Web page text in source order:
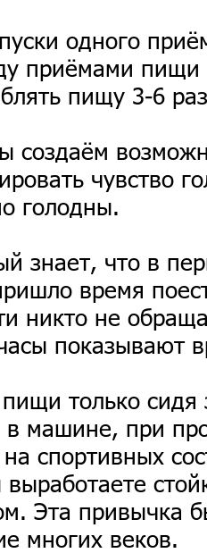
одного
приёмами пищи
пищу 3-6
создаём
чувство
голодны.
знает, что в
время
никто не
показывают
только
машине, при
спортивных
выработаете
Эта привычка
многих веков.